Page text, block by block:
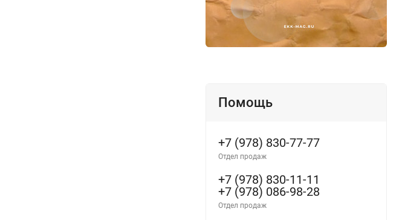
Помощь
+7 (978) 830-77-77
Отдел продаж
+7 (978) 830-11-11
+7 (978) 086-98-28
Отдел продаж